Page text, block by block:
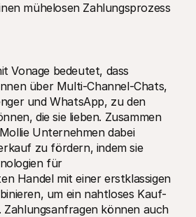
mühelosen Zahlungsprozess
Vonage bedeutet, dass
über Multi-Channel-Chats,
und WhatsApp, zu den
die sie lieben. Zusammen
Unternehmen dabei
zu fördern, indem sie
für
Handel mit einer erstklassigen
um ein nahtloses Kauf-
Zahlungsanfragen können auch